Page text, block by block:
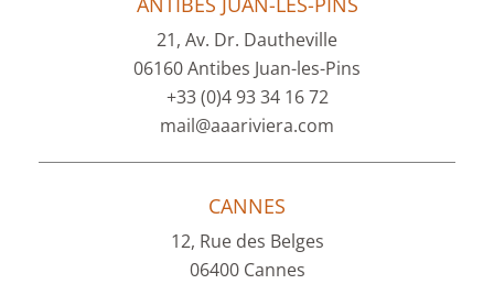
21, Av. Dr. Dautheville
06160 Antibes Juan-les-Pins
+33 (0)4 93 34 16 72
mail@aaariviera.com
CANNES
12, Rue des Belges
06400 Cannes